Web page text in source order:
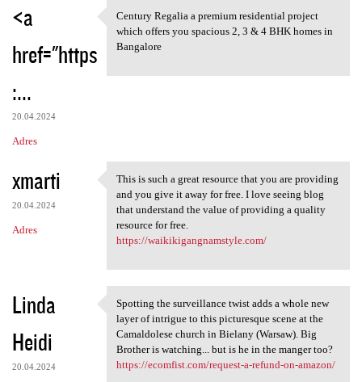
<a
href="https
:...
20.04.2024
Adres
Century Regalia a premium
Century Regalia a premium residential project
which offers you spacious 2, 3 & 4 BHK homes in
Bangalore
xmarti
20.04.2024
Adres
This is such a great resource
This is such a great resource that you are providing
and you give it away for free. I love seeing blog
that understand the value of providing a quality
resource for free.
https://waikikigangnamstyle.com/
Linda
Heidi
20.04.2024
Spotting the surveillance
Spotting the surveillance twist adds a whole new
layer of intrigue to this picturesque scene at the
Camaldolese church in Bielany (Warsaw). Big
Brother is watching... but is he in the manger too?
https://ecomfist.com/request-a-refund-on-amazon/